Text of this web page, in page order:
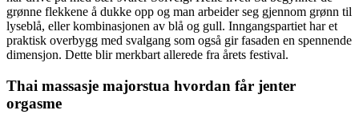
grønne flekkene å dukke opp og man arbeider seg gjennom grønn til
lyseblå, eller kombinasjonen av blå og gull. Inngangspartiet har et
praktisk overbygg med svalgang som også gir fasaden en spennende
dimensjon. Dette blir merkbart allerede fra årets festival.
Thai massasje majorstua hvordan får jenter
orgasme